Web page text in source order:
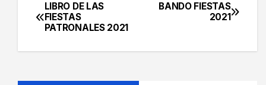
Navegación
de
BANDO FIESTAS
2021
LIBRO DE LAS
FIESTAS
PATRONALES 2021